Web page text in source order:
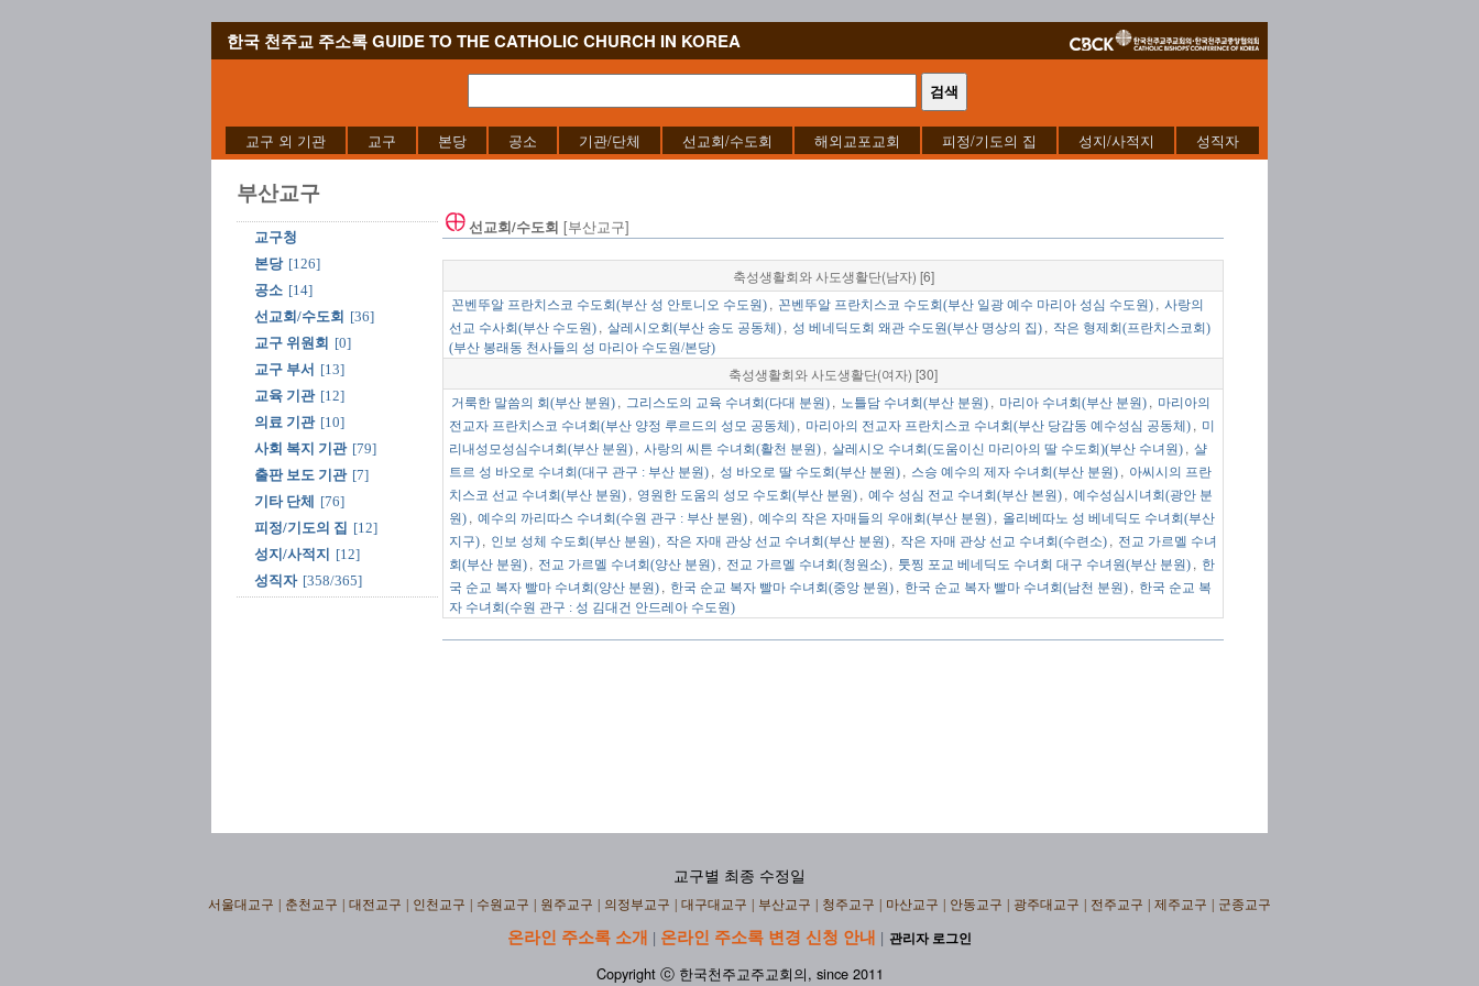
한국 천주교 주소록 GUIDE TO THE CATHOLIC CHURCH IN KOREA
교구 외 기관 교구 본당 공소 기관/단체 선교회/수도회 해외교포교회 피정/기도의 집 성지/사적지 성직자
부산교구
교구청
본당 [126]
공소 [14]
선교회/수도회 [36]
교구 위원회 [0]
교구 부서 [13]
교육 기관 [12]
의료 기관 [10]
사회 복지 기관 [79]
출판 보도 기관 [7]
기타 단체
[76]
피정/기도의 집 [12]
성지/사적지
[12]
성직자 [358/365]
선교회/수도회 [부산교구]
축성생활회와 사도생활단(남자) [6]
꼰벤뚜알 프란치스코 수도회(부산 성 안토니오 수도원) , 꼰벤뚜알 프란치스코 수도회(부산 일광 예수 마리아 성심 수도원) , 사랑의
선교 수사회(부산 수도원) , 살레시오회(부산 송도 공동체) , 성 베네딕도회 왜관 수도원(부산 명상의 집) , 작은 형제회(프란치스코회)
(부산 봉래동 천사들의 성 마리아 수도원/본당)
축성생활회와 사도생활단(여자) [30]
거룩한 말씀의 회(부산 분원) , 그리스도의 교육 수녀회(다대 분원) , 노틀담 수녀회(부산 분원) , 마리아 수녀회(부산 분원) , 마리아의
전교자 프란치스코 수녀회(부산 양정 루르드의 성모 공동체) , 마리아의 전교자 프란치스코 수녀회(부산 당감동 예수성심 공동체) , 미
리내성모성심수녀회(부산 분원) , 사랑의 씨튼 수녀회(활천 분원) , 살레시오 수녀회(도움이신 마리아의 딸 수도회)(부산 수녀원) , 샬
트르 성 바오로 수녀회(대구 관구 : 부산 분원) , 성 바오로 딸 수도회(부산 분원) , 스승 예수의 제자 수녀회(부산 분원) , 아씨시의 프란
치스코 선교 수녀회(부산 분원) , 영원한 도움의 성모 수도회(부산 분원) , 예수 성심 전교 수녀회(부산 본원) , 예수성심시녀회(광안 분
원) , 예수의 까리따스 수녀회(수원 관구 : 부산 분원) , 예수의 작은 자매들의 우애회(부산 분원) , 올리베따노 성 베네딕도 수녀회(부산
지구) , 인보 성체 수도회(부산 분원) , 작은 자매 관상 선교 수녀회(부산 분원) , 작은 자매 관상 선교 수녀회(수련소) , 전교 가르멜 수녀
회(부산 분원) , 전교 가르멜 수녀회(양산 분원) , 전교 가르멜 수녀회(청원소) , 툿찡 포교 베네딕도 수녀회 대구 수녀원(부산 분원) , 한
국 순교 복자 빨마 수녀회(양산 분원) , 한국 순교 복자 빨마 수녀회(중앙 분원) , 한국 순교 복자 빨마 수녀회(남천 분원) , 한국 순교 복
자 수녀회(수원 관구 : 성 김대건 안드레아 수도원)
교구별 최종 수정일
서울대교구 춘천교구 대전교구 인천교구 수원교구 원주교구 의정부교구 대구대교구 부산교구 청주교구 마산교구 안동교구 광주대교구 전주교구 제주교구 군종교구
온라인 주소록 소개 | 온라인 주소록 변경 신청 안내 | 관리자 로그인
Copyright ⓒ 한국천주교주교회의, since 2011